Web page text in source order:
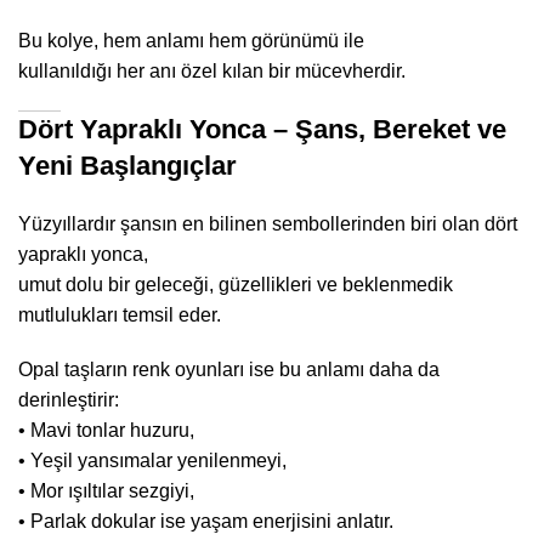
Bu kolye, hem anlamı hem görünümü ile
kullanıldığı her anı özel kılan bir mücevherdir.
Dört Yapraklı Yonca – Şans, Bereket ve
Yeni Başlangıçlar
Yüzyıllardır şansın en bilinen sembollerinden biri olan dört
yapraklı yonca,
umut dolu bir geleceği, güzellikleri ve beklenmedik
mutlulukları temsil eder.
Opal taşların renk oyunları ise bu anlamı daha da
derinleştirir:
• Mavi tonlar huzuru,
• Yeşil yansımalar yenilenmeyi,
• Mor ışıltılar sezgiyi,
• Parlak dokular ise yaşam enerjisini anlatır.